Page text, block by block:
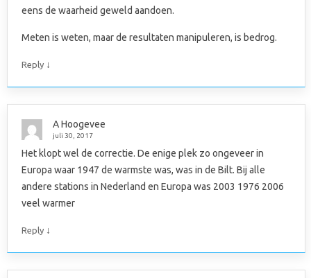
eens de waarheid geweld aandoen.
Meten is weten, maar de resultaten manipuleren, is bedrog.
Reply ↓
A Hoogevee
juli 30, 2017
Het klopt wel de correctie. De enige plek zo ongeveer in
Europa waar 1947 de warmste was, was in de Bilt. Bij alle
andere stations in Nederland en Europa was 2003 1976 2006
veel warmer
Reply ↓